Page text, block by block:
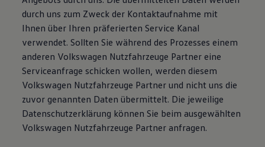
durch uns zum Zweck der Kontaktaufnahme mit
Ihnen über Ihren präferierten Service Kanal
verwendet. Sollten Sie während des Prozesses einem
anderen Volkswagen Nutzfahrzeuge Partner eine
Serviceanfrage schicken wollen, werden diesem
Volkswagen Nutzfahrzeuge Partner und nicht uns die
zuvor genannten Daten übermittelt. Die jeweilige
Datenschutzerklärung können Sie beim ausgewählten
Volkswagen Nutzfahrzeuge Partner anfragen.